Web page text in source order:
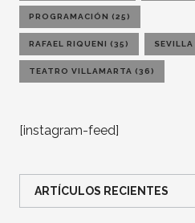
PROGRAMACIÓN (25)
RAFAEL RIQUENI (35) SEVILLA
TEATRO VILLAMARTA (36)
[instagram-feed]
ARTÍCULOS RECIENTES